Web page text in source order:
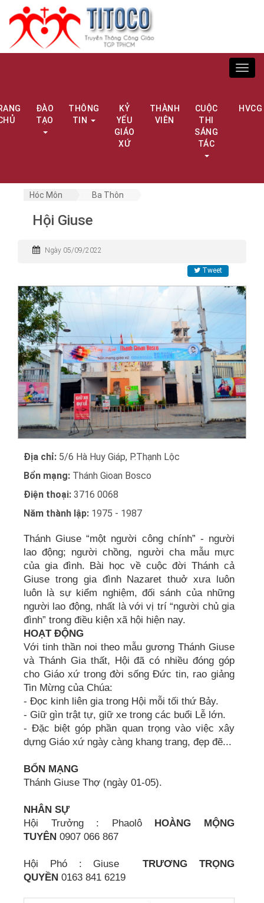
ĐÀO
TẠO
THÔNG
TIN
KỶ
YẾU
GIÁO
XỨ
THÀNH
VIÊN
CUỘC
THI
SÁNG
TÁC
HVCG
Hóc Môn Ba Thôn
Hội Giuse
Ngày 05/09/2022
Tweet
Địa chỉ: 5/6 Hà Huy Giáp, P.Thạnh Lộc
Bổn mạng: Thánh Gioan Bosco
Điện thoại: 3716 0068
Năm thành lập: 1975 - 1987
Thánh Giuse “một người công chính” - người
lao động; người chồng, người cha mẫu mực
của gia đình. Bài học về cuộc đời Thánh cả
Giuse trong gia đình Nazaret thuở xưa luôn
luôn là sự kiểm nghiệm, đối sánh của những
người lao động, nhất là với vị trí “người chủ gia
đình” trong điều kiện xã hội hiện nay.
HOẠT ĐỘNG
Với tinh thần noi theo mẫu gương Thánh Giuse
và Thánh Gia thất, Hội đã có nhiều đóng góp
cho Giáo xứ trong đời sống Đức tin, rao giảng
Tin Mừng của Chúa:
- Đọc kinh liên gia trong Hội mỗi tối thứ Bảy.
- Giữ gìn trật tự, giữ xe trong các buổi Lễ lớn.
- Đặc biệt góp phần quan trọng vào việc xây
dựng Giáo xứ ngày càng khang trang, đẹp đẽ...
BỔN MẠNG
Thánh Giuse Thợ (ngày 01-05).
NHÂN SỰ
Hội Trưởng : Phaolô HOÀNG MỘNG
TUYÊN 0907 066 867
Hội Phó : GiuseTRƯƠNG TRỌNG
QUYỀN 0163 841 6219